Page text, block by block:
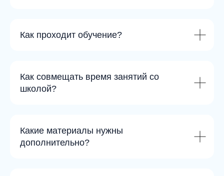
Как проходит обучение?
Как совмещать время занятий со
школой?
Какие материалы нужны
дополнительно?